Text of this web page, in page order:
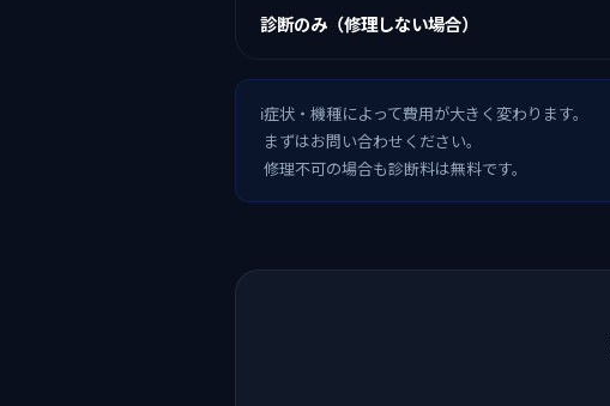
診断のみ（修理しない場合）
症状・機種によって費用が大きく変わります。
まずはお問い合わせください。
修理不可の場合も診断料は無料です。